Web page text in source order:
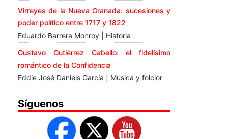
Virreyes de la Nueva Granada: sucesiones y
poder político entre 1717 y 1822
Eduardo Barrera Monroy | Historia
Gustavo Gutiérrez Cabello: el fidelísimo
romántico de la Confidencia
Eddie José Dániels García | Música y folclor
Síguenos